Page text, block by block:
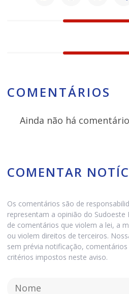
COMENTÁRIOS
Ainda não há
COMENTAR
Os comentários são de
representam a opinião do Sudoeste
de comentários que violem a lei, a
ou violem direitos de terceiros.
sem prévia notificação,
critérios impostos neste aviso.